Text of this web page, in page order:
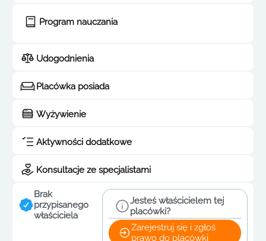
Program nauczania
Udogodnienia
Placówka posiada
Wyżywienie
Aktywności dodatkowe
Konsultacje ze specjalistami
Brak
przypisanego
właściciela
Jesteś właścicielem tej
placówki?
Zarejestruj się i zgłoś
prawo do placówki